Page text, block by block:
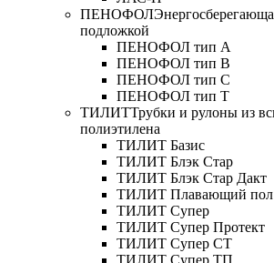
ПЕНОФОЛ
подложкой
ПЕНОФОЛ тип А
ПЕНОФОЛ тип B
ПЕНОФОЛ тип C
ПЕНОФОЛ тип T
ТИЛИТТрубки и рулоны из
полиэтилена
ТИЛИТ Базис
ТИЛИТ Блэк Стар
ТИЛИТ Блэк Стар Дакт
ТИЛИТ Плавающий пол
ТИЛИТ Супер
ТИЛИТ Супер Протект
ТИЛИТ Супер СТ
ТИЛИТ Супер ТП